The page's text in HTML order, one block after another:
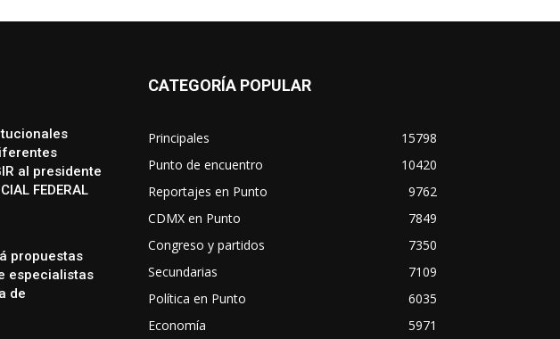
al presidente
FEDERAL
propuestas
especialistas
de
CATEGORÍA POPULAR
Principales
15798
Punto de encuentro
10420
Reportajes en Punto
9762
CDMX en Punto
7849
Congreso y partidos
7350
Secundarias
7109
Política en Punto
6035
Economía
5971